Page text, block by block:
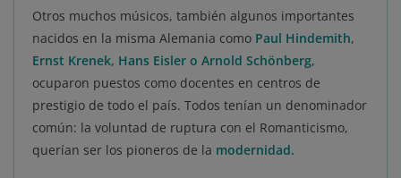
Otros muchos músicos, también algunos importantes
nacidos en la misma Alemania como Paul Hindemith,
Ernst Krenek, Hans Eisler o Arnold Schönberg,
ocuparon puestos como docentes en centros de
prestigio de todo el país. Todos tenían un denominador
común: la voluntad de ruptura con el Romanticismo,
querían ser los pioneros de la modernidad.